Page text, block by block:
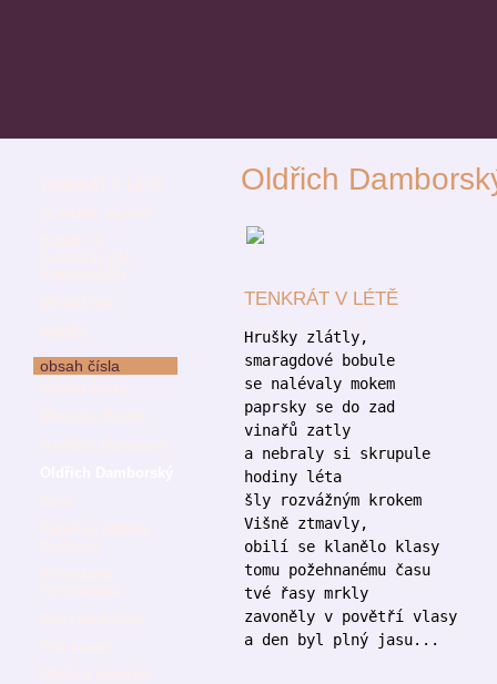
obsah čísla
Oldřich
TENKRÁT V LÉTĚ
Hrušky zlátly,
smaragdové bobule
se nalévaly mokem
paprsky se do zad
vinařů zatly
a nebraly si skrupule
hodiny léta
šly rozvážným krokem
Višně ztmavly,
obilí se klanělo klasy
tomu požehnanému času
tvé řasy mrkly
zavoněly v povětří vlasy
a den byl plný jasu...